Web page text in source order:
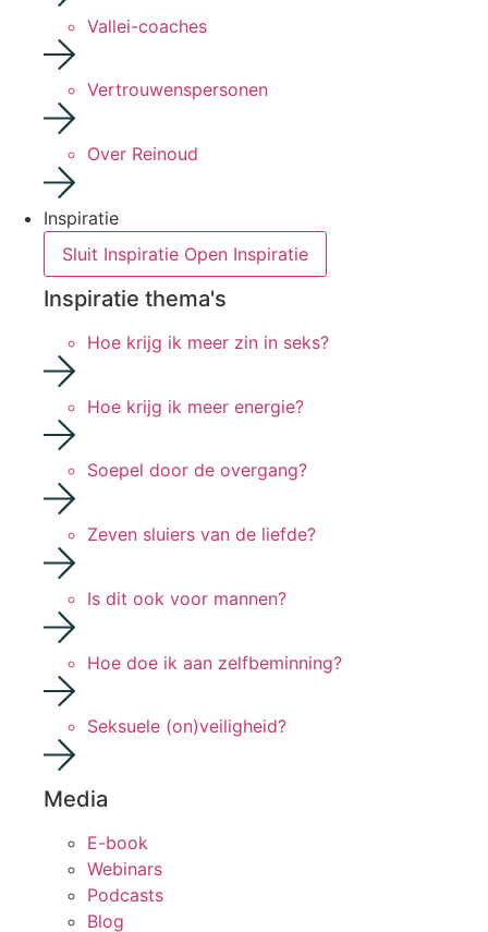
Vallei-coaches
Vertrouwenspersonen
Over Reinoud
Inspiratie
Sluit Inspiratie Open Inspiratie
Inspiratie thema's
Hoe krijg ik meer zin in seks?
Hoe krijg ik meer energie?
Soepel door de overgang?
Zeven sluiers van de liefde?
Is dit ook voor mannen?
Hoe doe ik aan zelfbeminning?
Seksuele (on)veiligheid?
Media
E-book
Webinars
Podcasts
Blog